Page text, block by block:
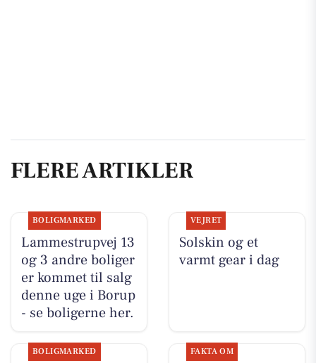
FLERE ARTIKLER
BOLIGMARKED
Lammestrupvej 13
og 3 andre boliger
er kommet til salg
denne uge i Borup
- se boligerne her.
VEJRET
Solskin og et
varmt gear i dag
BOLIGMARKED FAKTA OM